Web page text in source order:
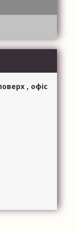
, офіс